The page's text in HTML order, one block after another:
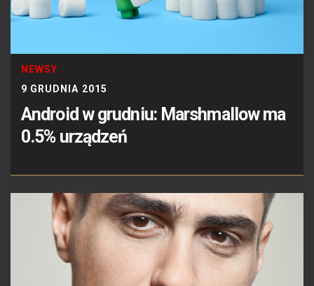
NEWSY
9 GRUDNIA 2015
Android w grudniu: Marshmallow ma
0.5% urządzeń